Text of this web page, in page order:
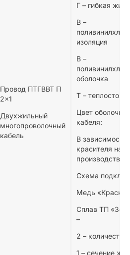
Провод ПТГВВТ П
2×1
Двухжильный
многопроволочный
кабель
Г – гибкая жила
В –
изоляция
В –
оболочка
Т –
Цвет оболочки
кабеля:
В зависимости
красителя на
производстве
Схема
Медь
Сплав ТП
–
2 –
1 – сечение